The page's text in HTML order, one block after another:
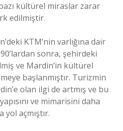
kültürel miraslar zarar
edilmiştir.
KTM’nin varlığına dair
sonra, şehirdeki
ve Mardin’in kültürel
başlanmıştır. Turizmin
olan ilgi de artmış ve bu
ve mimarisini daha
açmıştır.